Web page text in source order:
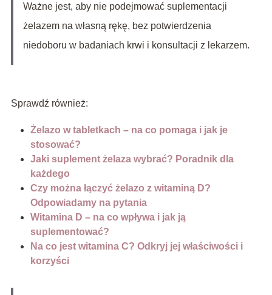
Ważne jest, aby nie podejmować suplementacji
żelazem na własną rękę, bez potwierdzenia
niedoboru w badaniach krwi i konsultacji z lekarzem.
Sprawdź również:
Żelazo w tabletkach – na co pomaga i jak je
stosować?
Jaki suplement żelaza wybrać? Poradnik dla
każdego
Czy można łączyć żelazo z witaminą D?
Odpowiadamy na pytania
Witamina D – na co wpływa i jak ją
suplementować?
Na co jest witamina C? Odkryj jej właściwości i
korzyści